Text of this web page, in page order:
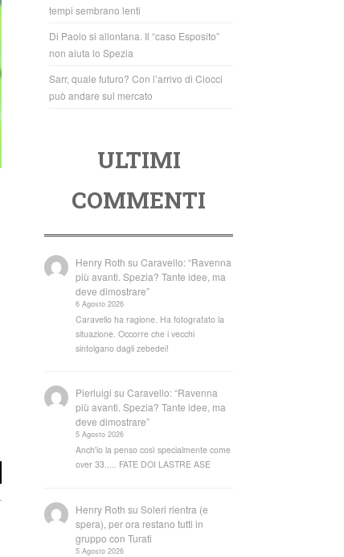
tempi sembrano lenti
Di Paolo si allontana. Il “caso Esposito”
non aiuta lo Spezia
Sarr, quale futuro? Con l’arrivo di Ciocci
può andare sul mercato
ULTIMI
COMMENTI
Henry Roth suCaravello: “Ravenna
più avanti. Spezia? Tante idee, ma
deve dimostrare”
6 Agosto 2026
Caravello ha ragione. Ha fotografato la
situazione. Occorre che i vecchi
sintolgano dagli zebedei!
Pierluigi suCaravello: “Ravenna
più avanti. Spezia? Tante idee, ma
deve dimostrare”
5 Agosto 2026
Anch'io la penso così specialmente come
over 33..... FATE DOI LASTRE ASE
Henry Roth suSoleri rientra (e
spera), per ora restano tutti in
gruppo con Turati
5 Agosto 2026